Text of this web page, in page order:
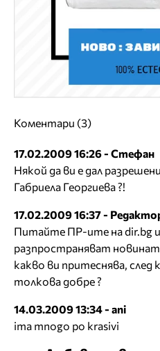
Коментари (3)
17.02.2009 16:26 - Стефан
Някой да ви е дал
Габриела Георгиева ?!
17.02.2009 16:37 -
Питайте ПР-ите на dir.bg
разпространяват
какво ви притеснява, след
толкова добре ?
14.03.2009 13:34 - ani
ima mnogo po krasivi